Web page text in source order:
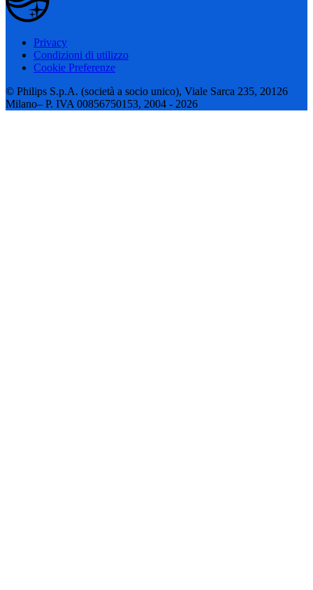
Privacy
Condizioni di utilizzo
Cookie Preferenze
© Philips S.p.A. (società a socio unico), Viale Sarca 235, 20126
Milano– P. IVA 00856750153, 2004 - 2026